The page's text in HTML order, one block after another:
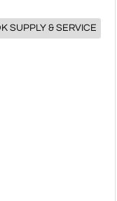
SUPPLY & SERVICE